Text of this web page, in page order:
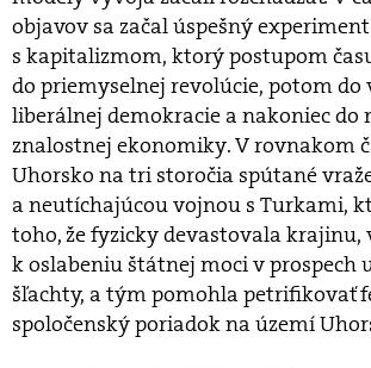
objavov sa začal úspešný
s kapitalizmom, ktorý postupom
do priemyselnej revolúcie, potom do
liberálnej demokracie a nakoniec do
znalostnej ekonomiky. V rovnakom
Uhorsko na tri storočia spútané
a neutíchajúcou vojnou s Turkami,
toho, že fyzicky devastovala krajinu,
k oslabeniu štátnej moci v prospech
šľachty, a tým pomohla petrifikovať
spoločenský poriadok na území